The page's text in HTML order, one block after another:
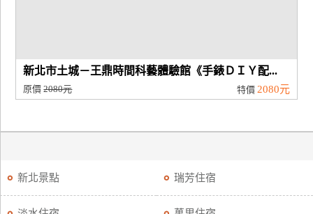
新北市土城－王鼎時間科藝體驗館《手錶ＤＩＹ配...
原價2080元 特價 2080元
新北景點 瑞芳住宿